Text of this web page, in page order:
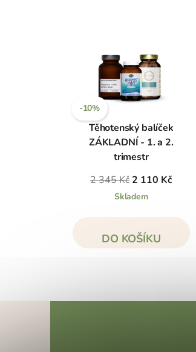
-10%
Těhotenský balíček
ZÁKLADNÍ - 1. a 2.
trimestr
2 345 Kč 2 110 Kč
Skladem
DO KOŠÍKU